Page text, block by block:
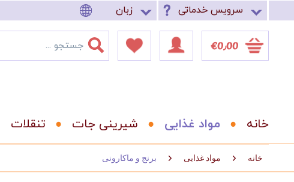
سرویس خدماتی زبان
‎€0٫00
خانه مواد غذایی شیرینی جات تنقلات
خانه مواد غذایی